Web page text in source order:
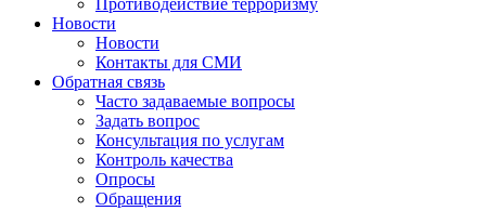
Противодействие терроризму
Новости
Новости
Контакты для СМИ
Обратная связь
Часто задаваемые вопросы
Задать вопрос
Консультация по услугам
Контроль качества
Опросы
Обращения